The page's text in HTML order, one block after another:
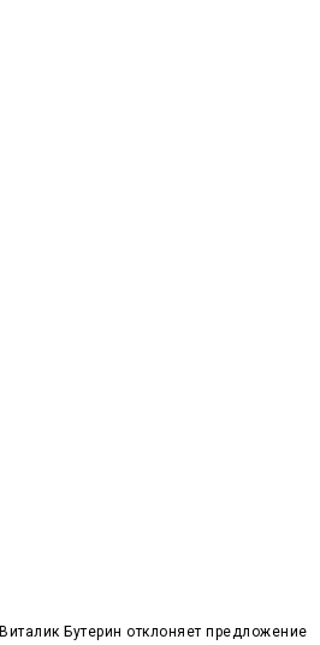
Виталик Бутерин отклоняет предложение